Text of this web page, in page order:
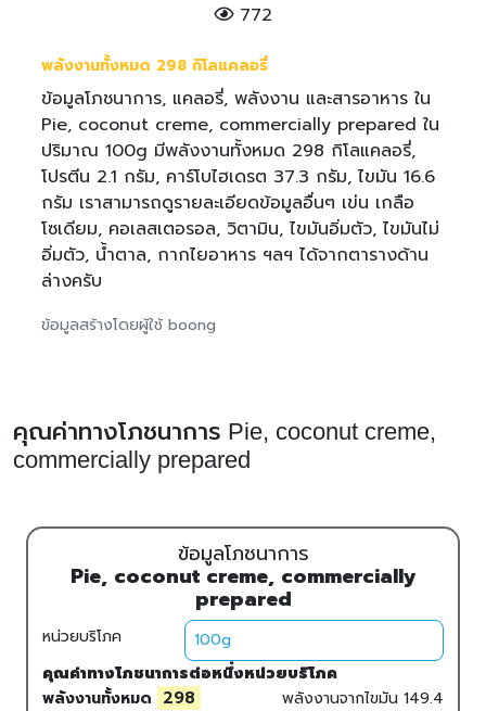
772
พลังงานทั้งหมด 298 กิโลแคลอรี่
ข้อมูลโภชนาการ, แคลอรี่, พลังงาน และสารอาหาร ใน
Pie, coconut creme, commercially prepared ใน
ปริมาณ 100g มีพลังงานทั้งหมด 298 กิโลแคลอรี่,
โปรตีน 2.1 กรัม, คาร์โบไฮเดรต 37.3 กรัม, ไขมัน 16.6
กรัม เราสามารถดูรายละเอียดข้อมูลอื่นๆ เข่น เกลือ
โซเดียม, คอเลสเตอรอล, วิตามิน, ไขมันอิ่มตัว, ไขมันไม่
อิ่มตัว, น้ำตาล, กากไยอาหาร ฯลฯ ได้จากตารางด้าน
ล่างครับ
ข้อมูลสร้างโดยผู้ใช้ boong
คุณค่าทางโภชนาการ Pie, coconut creme,
commercially prepared
ข้อมูลโภชนาการ
Pie, coconut creme, commercially
prepared
หน่วยบริโภค
คุณค่าทางโภชนาการต่อหนึ่งหน่วยบริโภค
พลังงานทั้งหมด 298 พลังงานจากไขมัน 149.4